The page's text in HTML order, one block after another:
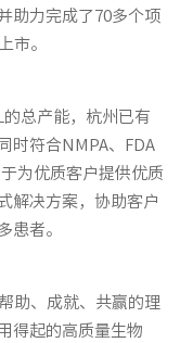
助力完成了70多个项
市。
总产能，杭州已有
时符合NMPA、FDA
为优质客户提供优质
解决方案，协助客户
患者。
助、成就、共赢的理
得起的高质量生物